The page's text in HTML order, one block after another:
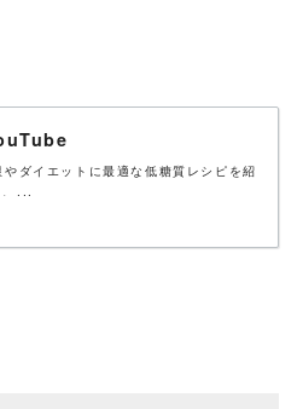
ダイエットに最適な低糖質レシピを紹
...